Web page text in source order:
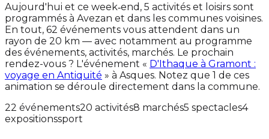
Aujourd'hui et ce week‑end, 5 activités et loisirs sont
programmés à Avezan et dans les communes voisines.
En tout, 62 événements vous attendent dans un
rayon de 20 km — avec notamment au programme
des événements, activités, marchés. Le prochain
rendez-vous ? L'événement « D'Ithaque à Gramont :
voyage en Antiquité » à Asques. Notez que 1 de ces
animation se déroule directement dans la commune.
22 événements20 activités8 marchés5 spectacles4
expositionssport